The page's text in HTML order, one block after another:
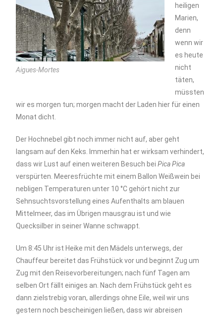
Aigues-Mortes
heiligen
Marien,
denn
wenn wir
es heute
nicht
täten,
müssten
wir es morgen tun; morgen macht der Laden hier für einen
Monat dicht.
Der Hochnebel gibt noch immer nicht auf, aber geht
langsam auf den Keks. Immerhin hat er wirksam verhindert,
dass wir Lust auf einen weiteren Besuch beiPica Pica
verspürten. Meeresfrüchte mit einem Ballon Weißwein bei
nebligen Temperaturen unter 10 °C gehört nicht zur
Sehnsuchtsvorstellung eines Aufenthalts am blauen
Mittelmeer, das im Übrigen mausgrau ist und wie
Quecksilber in seiner Wanne schwappt.
Um 8:45 Uhr ist Heike mit den Mädels unterwegs, der
Chauffeur bereitet das Frühstück vor und beginnt Zug um
Zug mit den Reisevorbereitungen; nach fünf Tagen am
selben Ort fällt einiges an. Nach dem Frühstück geht es
dann zielstrebig voran, allerdings ohne Eile, weil wir uns
gestern noch bescheinigen ließen, dass wir abreisen